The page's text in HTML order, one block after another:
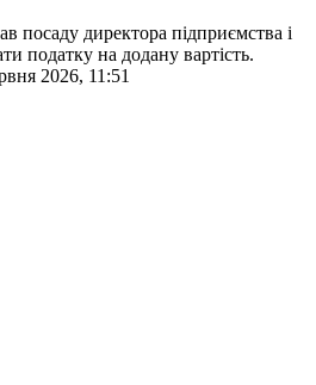
посаду директора підприємства і
податку на додану вартість.
2026, 11:51